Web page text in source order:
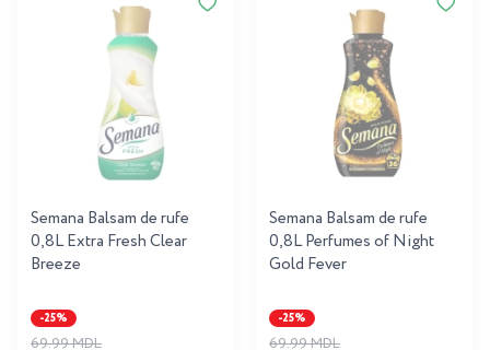
Semana Balsam de rufe
0,8L Extra Fresh Clear
Breeze
-25%
69.99 MDL
Semana Balsam de rufe
0,8L Perfumes of Night
Gold Fever
-25%
69.99 MDL